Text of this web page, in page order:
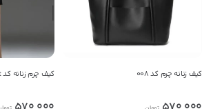
کیف زنانه چرم کد 008 کیف چرم زنانه کد‌ t
بدیهی است عمدباکس هیچ نوع مسئولیتی
صحت موارد ذکر شده بر عهده فرد آگهی